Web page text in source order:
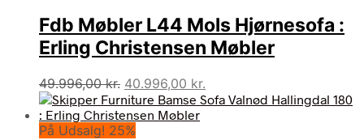
Fdb Møbler L44 Mols Hjørnesofa :
Erling Christensen Møbler
49.996,00kr. Den
oprindelige
pris
var:
40.996,00 kr.
aktuelle
På Udsalg! 25%